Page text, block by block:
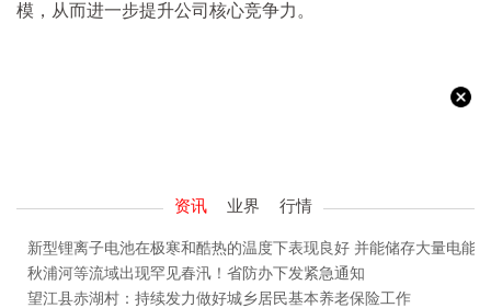
模，从而进一步提升公司核心竞争力。
资讯 业界 行情
新型锂离子电池在极寒和酷热的温度下表现良好 并能储存大量电能
秋浦河等流域出现罕见春汛！省防办下发紧急通知
望江县赤湖村：持续发力做好城乡居民基本养老保险工作